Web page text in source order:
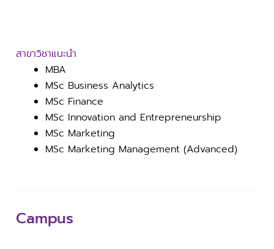
สาขาวิชาแนะนำ
MBA
MSc Business Analytics
MSc Finance
MSc Innovation and Entrepreneurship
MSc Marketing
MSc Marketing Management (Advanced)
Campus